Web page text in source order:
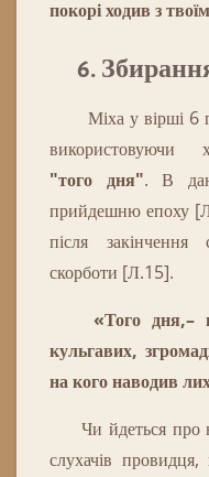
покорі ходив з
6.
Міха у вірші 6
використовуючи
"того дня". В
прийдешню епоху [
після
закінчення
скорботи [Л.15].
«Того дня,–
кульгавих,
на кого наводив
Чи йдеться про
слухачів